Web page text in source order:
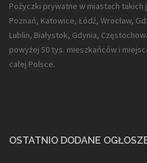
Pożyczki prywatne w miastach takich
Poznań, Katowice, Łódź, Wrocław,
Lublin, Białystok, Gdynia,
powyżej 50 tys. mieszkańców i
całej Polsce.
OSTATNIO DODANE